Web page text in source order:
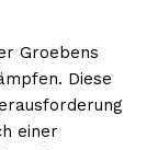
Groebens
Diese
einer